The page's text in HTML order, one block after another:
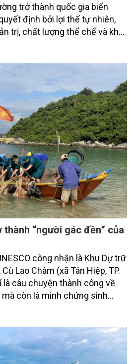
trở thành quốc gia biển
định bởi lợi thế tự nhiên,
trị, chất lượng thể chế và khả
xanh.
“người gác đền” của
công nhận là Khu Dự trữ
Lao Chàm (xã Tân Hiệp, TP.
câu chuyện thành công về
còn là minh chứng sinh
tế biển bền vững. Bằng nhiều
người dân nơi đây đang trực
tài nguyên, gìn giữ bản sắc văn
kế xanh từ chính những giá trị